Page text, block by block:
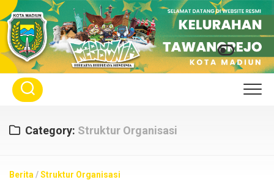
Skip
to
content
Category: Struktur Organisasi
Berita/Struktur Organisasi